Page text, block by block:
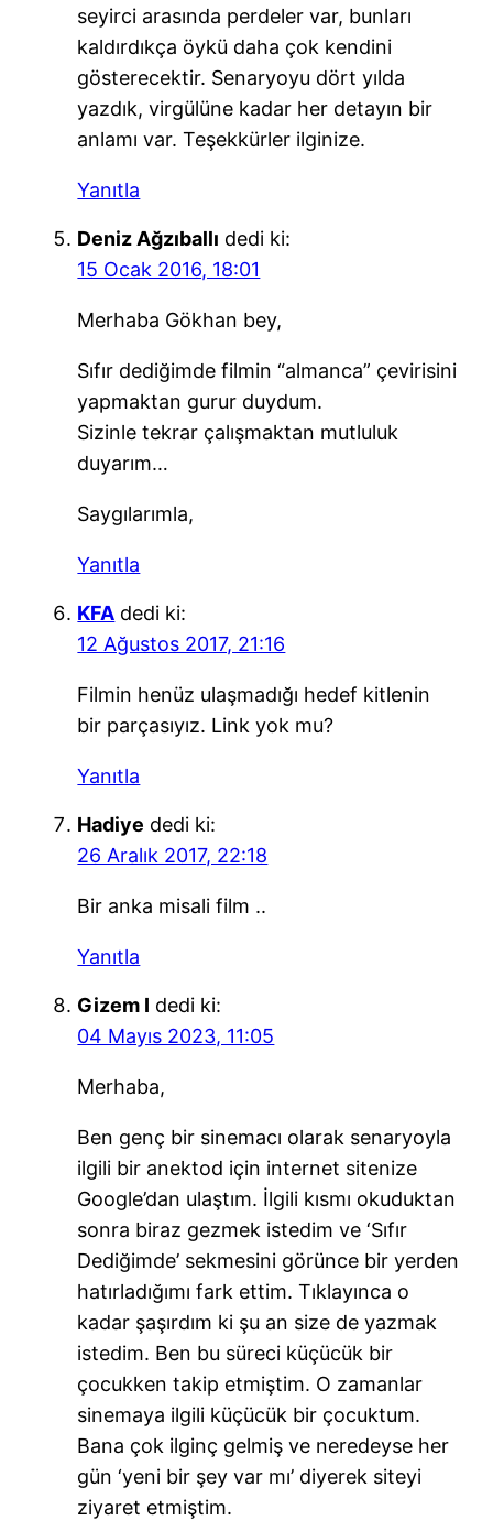
seyirci arasında perdeler var, bunları
kaldırdıkça öykü daha çok kendini
gösterecektir. Senaryoyu dört yılda
yazdık, virgülüne kadar her detayın bir
anlamı var. Teşekkürler ilginize.
Yanıtla
Deniz Ağzıballı dedi ki:
15 Ocak 2016, 18:01
Merhaba Gökhan bey,
Sıfır dediğimde filmin “almanca” çevirisini
yapmaktan gurur duydum.
Sizinle tekrar çalışmaktan mutluluk
duyarım…
Saygılarımla,
Yanıtla
KFA dedi ki:
12 Ağustos 2017, 21:16
Filmin henüz ulaşmadığı hedef kitlenin
bir parçasıyız. Link yok mu?
Yanıtla
Hadiye dedi ki:
26 Aralık 2017, 22:18
Bir anka misali film ..
Yanıtla
Gizem I dedi ki:
04 Mayıs 2023, 11:05
Merhaba,
Ben genç bir sinemacı olarak senaryoyla
ilgili bir anektod için internet sitenize
Google’dan ulaştım. İlgili kısmı okuduktan
sonra biraz gezmek istedim ve ‘Sıfır
Dediğimde’ sekmesini görünce bir yerden
hatırladığımı fark ettim. Tıklayınca o
kadar şaşırdım ki şu an size de yazmak
istedim. Ben bu süreci küçücük bir
çocukken takip etmiştim. O zamanlar
sinemaya ilgili küçücük bir çocuktum.
Bana çok ilginç gelmiş ve neredeyse her
gün ‘yeni bir şey var mı’ diyerek siteyi
ziyaret etmiştim.